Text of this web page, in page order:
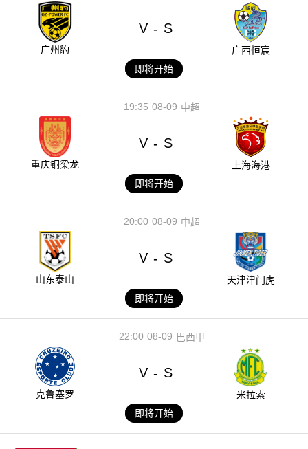
广州豹
V - S
广西恒宸
即将开始
08-09
19:35 中超
重庆铜梁龙
V - S
上海海港
即将开始
08-09
20:00 中超
山东泰山
V - S
天津津门虎
即将开始
08-09
22:00 巴西甲
克鲁塞罗
V - S
米拉索
即将开始